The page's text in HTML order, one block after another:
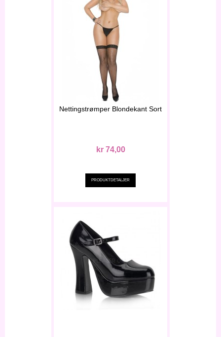
Nettingstrømper Blondekant Sort
kr 74,00
PRODUKTDETALJER